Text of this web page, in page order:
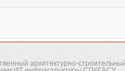
архитектурно-